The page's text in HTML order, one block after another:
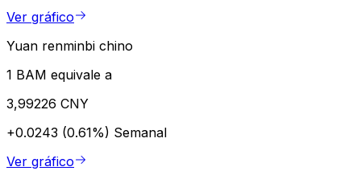
Ver gráfico
Yuan renminbi chino
1 BAM equivale a
3,99226 CNY
+0.0243 (0.61%) Semanal
Ver gráfico